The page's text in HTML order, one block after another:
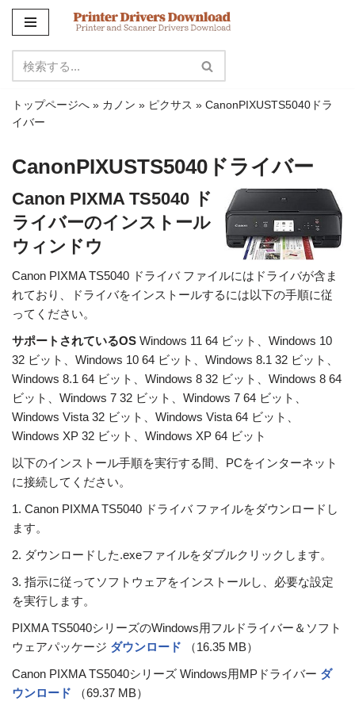
ン
テ
ン
ツ
ス
キ
ッ
プ
トップページへ » カノン » ピクサス » CanonPIXUSTS5040ドラ
イバー
CanonPIXUSTS5040ドライバー
Canon PIXMA TS5040 ド
ライバーのインストール
ウィンドウ
Canon PIXMA TS5040 ドライバ ファイルにはドライバが含ま
れており、ドライバをインストールするには以下の手順に従
ってください。
サポートされているOS Windows 11 64 ビット、Windows 10
32 ビット、Windows 10 64 ビット、Windows 8.1 32 ビット、
Windows 8.1 64 ビット、Windows 8 32 ビット、Windows 8 64
ビット、Windows 7 32 ビット、Windows 7 64 ビット、
Windows Vista 32 ビット、Windows Vista 64 ビット、
Windows XP 32 ビット、Windows XP 64 ビット
以下のインストール手順を実行する間、PCをインターネット
に接続してください。
1. Canon PIXMA TS5040 ドライバ ファイルをダウンロードし
ます。
2. ダウンロードした.exeファイルをダブルクリックします。
3. 指示に従ってソフトウェアをインストールし、必要な設定
を実行します。
PIXMA TS5040シリーズのWindows用フルドライバー＆ソフト
ウェアパッケージ ダウンロード
（16.35 MB）
Canon PIXMA TS5040シリーズ Windows用MPドライバー ダ
ウンロード
（69.37 MB）